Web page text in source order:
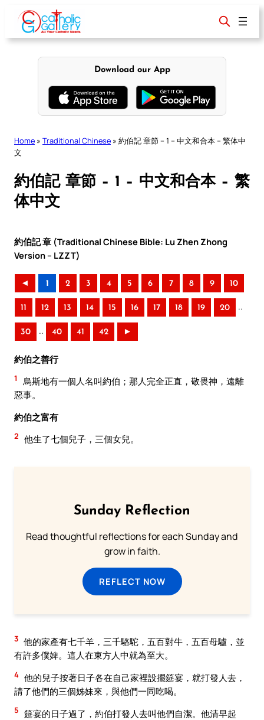
content
Download our App
Home » Traditional Chinese » 約伯記 章節 – 1 – 中文和合本 – 繁体中
文
約伯記 章節 – 1 – 中文和合本 – 繁
体中文
約伯記 章 (Traditional Chinese Bible: Lu Zhen Zhong
Version – LZZT)
◄ 1 2 3 4 5 6 7 8 9 10
11 12 13 14 15 16 17 18 19 20 ..
30 .. 40 41 42 ►
約伯之善行
1
烏斯地有一個人名叫約伯；那人完全正直，敬畏神，遠離
惡事。
約伯之富有
2 他生了七個兒子，三個女兒。
Sunday Reflection
Read thoughtful reflections for each Sunday and
grow in faith.
REFLECT NOW
3 他的家產有七千羊，三千駱駝，五百對牛，五百母驢，並
有許多僕婢。這人在東方人中就為至大。
4 他的兒子按著日子各在自己家裡設擺筵宴，就打發人去，
請了他們的三個姊妹來，與他們一同吃喝。
5 筵宴的日子過了，約伯打發人去叫他們自潔。他清早起